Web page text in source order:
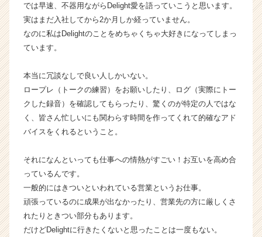
届
く
就
イ
チ
ア
キ
ャ
ア
e
e
r
C
では早速、不器用ながらDelight愛を語っていこうと思います。
実はまだ入社してから2か月しか経っていません。
なのに私はDelightのことをめちゃくちゃ大好きになってしまっ
ています。
本当に冗談なしで良い人しかいない。
ロープレ（トークの練習）をお願いしたり、ログ（実際にトー
クした録音）を確認してもらったり、驚くのが特定の人ではな
く、皆さん忙しいにも関わらす時間を作ってくれて的確なアド
バイスをくれるということ。
それになんといっても仕事への情熱がすごい！お互いを高め合
っているんです。
一般的にはきついといわれている営業というお仕事。
頑張っているのに成果が出なかったり、営業先の方に厳しくさ
れたりときつい部分もあります。
だけどDelightに行きたくないと思ったことは一度もない。